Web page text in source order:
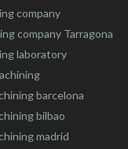
company
company Tarragona
laboratory
barcelona
bilbao
madrid